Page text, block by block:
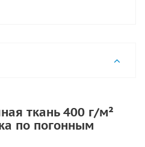
ткань 400 г/м²
по погонным